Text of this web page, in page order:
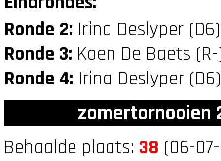
Ronde 2: Irina Deslyper
Ronde 3: Koen De Baets
Ronde 4: Irina Deslyper
zomertornooien
Behaalde plaats: 38 (06-